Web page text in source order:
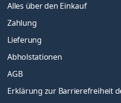
Alles über den Einkauf
Zahlung
Lieferung
Abholstationen
AGB
Erklärung zur Barrierefreiheit